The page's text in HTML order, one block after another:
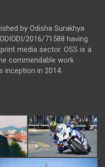
by Odisha Surakhya
2016/71588 having
media sector. OSS is a
commendable work
inception in 2014.